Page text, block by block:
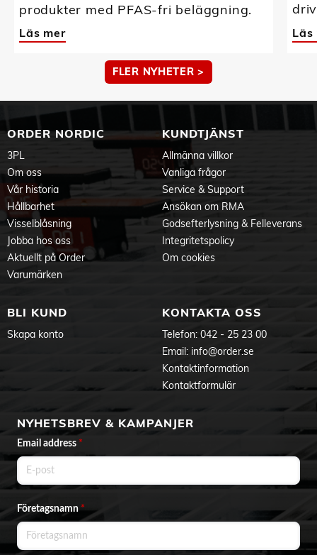
produkter med PFAS-fri beläggning.
Läs mer Läs
FLER NYHETER >
ORDER NORDIC
3PL
Om oss
Vår historia
Hållbarhet
Visselblåsning
Jobba hos oss
Aktuellt på Order
Varumärken
KUNDTJÄNST
Allmänna villkor
Vanliga frågor
Service & Support
Ansökan om RMA
Godsefterlysning & Felleverans
Integritetspolicy
Om cookies
BLI KUND
Skapa konto
KONTAKTA OSS
Telefon: 042 - 25 23 00
Email: info@order.se
Kontaktinformation
Kontaktformulär
NYHETSBREV & KAMPANJER
Email address *
Företagsnamn*